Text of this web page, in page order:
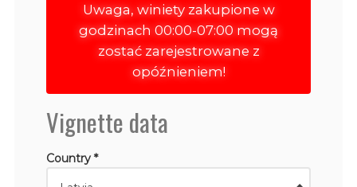
Uwaga, winiety zakupione w
godzinach 00:00-07:00 mogą
zostać zarejestrowane z
opóźnieniem!
Vignette data
Country *